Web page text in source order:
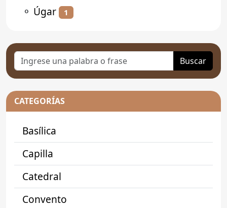
⚬ Úgar 1
Buscar
CATEGORÍAS
Basílica
Capilla
Catedral
Convento